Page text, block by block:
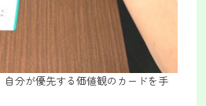
自分が優先する価値観のカードを手